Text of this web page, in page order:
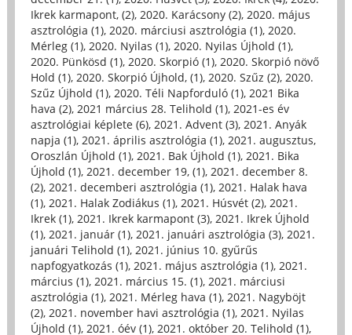
Ikrek karmapont, (2), 2020. Karácsony (2), 2020. május
asztrológia (1), 2020. márciusi asztrológia (1), 2020.
Mérleg (1), 2020. Nyilas (1), 2020. Nyilas Újhold (1),
2020. Pünkösd (1), 2020. Skorpió (1), 2020. Skorpió növő
Hold (1), 2020. Skorpió Újhold, (1), 2020. Szűz (2), 2020.
Szűz Újhold (1), 2020. Téli Napforduló (1), 2021 Bika
hava (2), 2021 március 28. Telihold (1), 2021-es év
asztrológiai képlete (6), 2021. Advent (3), 2021. Anyák
napja (1), 2021. április asztrológia (1), 2021. augusztus,
Oroszlán Újhold (1), 2021. Bak Újhold (1), 2021. Bika
Újhold (1), 2021. december 19, (1), 2021. december 8.
(2), 2021. decemberi asztrológia (1), 2021. Halak hava
(1), 2021. Halak Zodiákus (1), 2021. Húsvét (2), 2021.
Ikrek (1), 2021. Ikrek karmapont (3), 2021. Ikrek Újhold
(1), 2021. január (1), 2021. januári asztrológia (3), 2021.
januári Telihold (1), 2021. június 10. gyűrűs
napfogyatkozás (1), 2021. május asztrológia (1), 2021.
március (1), 2021. március 15. (1), 2021. márciusi
asztrológia (1), 2021. Mérleg hava (1), 2021. Nagyböjt
(2), 2021. november havi asztrológia (1), 2021. Nyilas
Újhold (1), 2021. óév (1), 2021. október 20. Telihold (1),